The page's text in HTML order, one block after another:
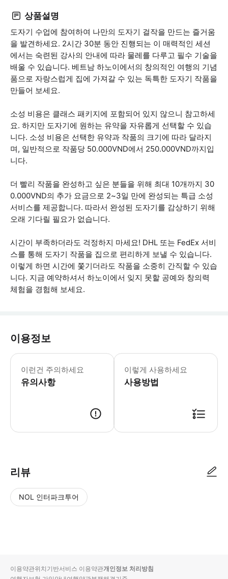
상품설명
도자기 수업에 참여하여 나만의 도자기 걸작을 만드는 즐거움
을 발견하세요. 2시간 30분 동안 진행되는 이 매력적인 세션
에서는 숙련된 강사의 안내에 따라 물레를 다루고 필수 기술을
배울 수 있습니다. 베트남 하노이에서의 창의적인 여행의 기념
품으로 자랑스럽게 집에 가져갈 수 있는 독특한 도자기 작품을
만들어 보세요.
소성 비용은 클래스 패키지에 포함되어 있지 않으니 참고하세
요. 하지만 도자기에 원하는 유약을 자유롭게 선택할 수 있습
니다. 소성 비용은 선택한 유약과 작품의 크기에 따라 달라지
며, 일반적으로 작품당 50.000VND에서 250.000VND까지입
니다.
더 빨리 작품을 완성하고 싶은 분들을 위해 최대 10개까지 30
0.000VND의 추가 요금으로 2~3일 만에 완성되는 특급 소성
서비스를 제공합니다. 따라서 완성된 도자기를 감상하기 위해
오래 기다릴 필요가 없습니다.
시간이 부족하더라도 걱정하지 마세요! DHL 또는 FedEx 서비
스를 통해 도자기 작품을 집으로 편리하게 보낼 수 있습니다.
이렇게 하면 시간에 쫓기더라도 작품을 소중히 간직할 수 있습
니다. 지금 예약하셔서 하노이에서 잊지 못할 공예와 창의력
체험을 경험해 보세요.
이용정보
이런건 주의하세요
유의사항
* 소요시간 : 150분 (옵션에 따라 소요
이렇게 사용하세요
사용방법
리뷰
NOL 인터파크투어
입니
순
상
이용약관위치기반서비스 이용약관개인정보 처리방침